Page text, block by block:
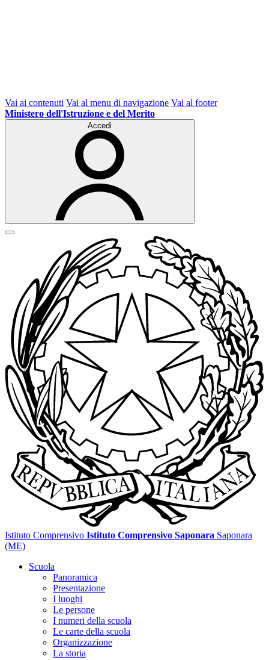
Vai ai contenuti Vai al menu di navigazione Vai al footer
Ministero dell'Istruzione e del Merito
Accedi
Istituto Comprensivo Istituto Comprensivo Saponara Saponara
(ME)
Scuola
Panoramica
Presentazione
I luoghi
Le persone
I numeri della scuola
Le carte della scuola
Organizzazione
La storia